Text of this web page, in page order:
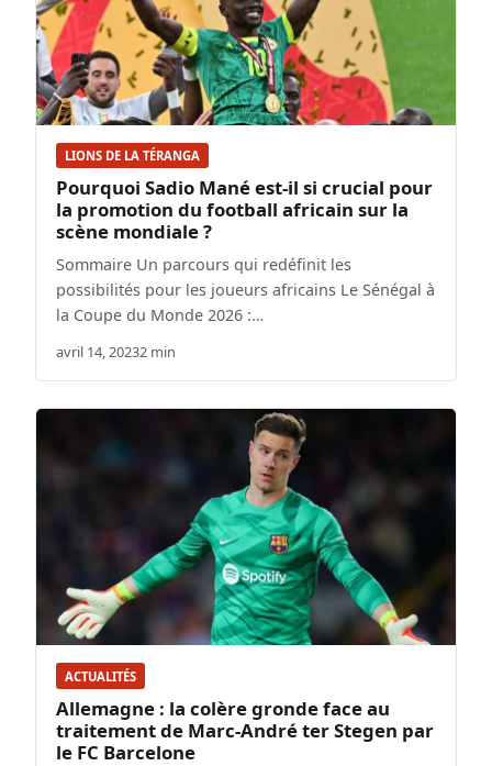
LIONS DE LA TÉRANGA
Pourquoi Sadio Mané est-il si crucial pour
la promotion du football africain sur la
scène mondiale ?
Sommaire Un parcours qui redéfinit les
possibilités pour les joueurs africains Le Sénégal à
la Coupe du Monde 2026 :…
avril 14, 20232 min
ACTUALITÉS
Allemagne : la colère gronde face au
traitement de Marc-André ter Stegen par
le FC Barcelone